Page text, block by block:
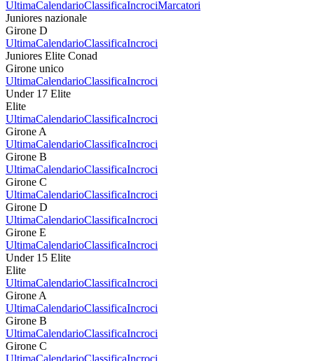
UltimaCalendarioClassificaIncrociMarcatori
Juniores nazionale
Girone D
UltimaCalendarioClassificaIncroci
Juniores Elite Conad
Girone unico
UltimaCalendarioClassificaIncroci
Under 17 Elite
Elite
UltimaCalendarioClassificaIncroci
Girone A
UltimaCalendarioClassificaIncroci
Girone B
UltimaCalendarioClassificaIncroci
Girone C
UltimaCalendarioClassificaIncroci
Girone D
UltimaCalendarioClassificaIncroci
Girone E
UltimaCalendarioClassificaIncroci
Under 15 Elite
Elite
UltimaCalendarioClassificaIncroci
Girone A
UltimaCalendarioClassificaIncroci
Girone B
UltimaCalendarioClassificaIncroci
Girone C
UltimaCalendarioClassificaIncroci